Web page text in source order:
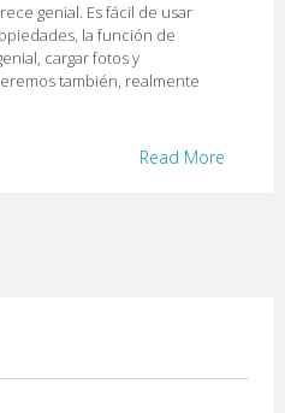
genial. Es fácil de usar
la función de
cargar fotos y
también, realmente
Read More